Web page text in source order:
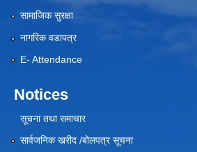
सामाजिक सुरक्षा
नागरिक वडापत्र
E- Attendance
Notices
सूचना तथा समाचार
सार्वजनिक खरीद /बोलपत्र सूचना